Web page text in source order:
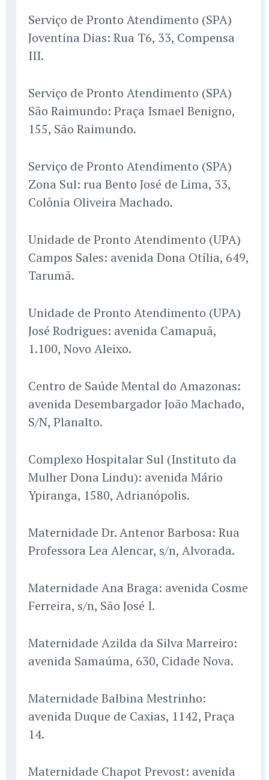
Serviço de Pronto Atendimento (SPA)
Joventina Dias: Rua T6, 33, Compensa
III.
Serviço de Pronto Atendimento (SPA)
São Raimundo: Praça Ismael Benigno,
155, São Raimundo.
Serviço de Pronto Atendimento (SPA)
Zona Sul: rua Bento José de Lima, 33,
Colônia Oliveira Machado.
Unidade de Pronto Atendimento (UPA)
Campos Sales: avenida Dona Otília, 649,
Tarumã.
Unidade de Pronto Atendimento (UPA)
José Rodrigues: avenida Camapuã,
1.100, Novo Aleixo.
Centro de Saúde Mental do Amazonas:
avenida Desembargador João Machado,
S/N, Planalto.
Complexo Hospitalar Sul (Instituto da
Mulher Dona Lindu): avenida Mário
Ypiranga, 1580, Adrianópolis.
Maternidade Dr. Antenor Barbosa: Rua
Professora Lea Alencar, s/n, Alvorada.
Maternidade Ana Braga: avenida Cosme
Ferreira, s/n, São José I.
Maternidade Azilda da Silva Marreiro:
avenida Samaúma, 630, Cidade Nova.
Maternidade Balbina Mestrinho:
avenida Duque de Caxias, 1142, Praça
14.
Maternidade Chapot Prevost: avenida